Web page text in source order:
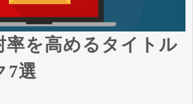
率を高めるタイトル
7選